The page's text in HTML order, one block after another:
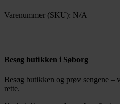
Varenummer (SKU): N/A
Besøg butikken i Søborg
Besøg butikken og prøv sengene
rette.